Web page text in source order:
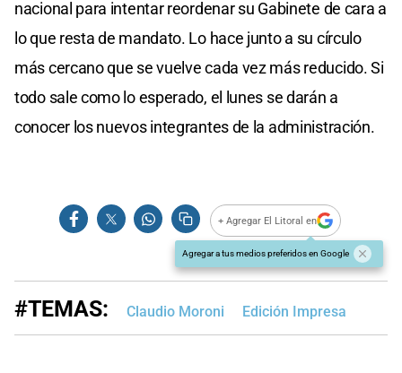
nacional para intentar reordenar su Gabinete de cara a
lo que resta de mandato. Lo hace junto a su círculo
más cercano que se vuelve cada vez más reducido. Si
todo sale como lo esperado, el lunes se darán a
conocer los nuevos integrantes de la administración.
+ Agregar El Litoral en
Agregar a tus medios preferidos en Google
#TEMAS: Claudio Moroni Edición Impresa